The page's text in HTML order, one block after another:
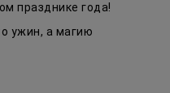
празднике года!
ужин, а магию